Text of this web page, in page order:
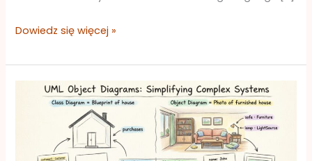
Dowiedz się więcej »
Uproszczenie
złożonych